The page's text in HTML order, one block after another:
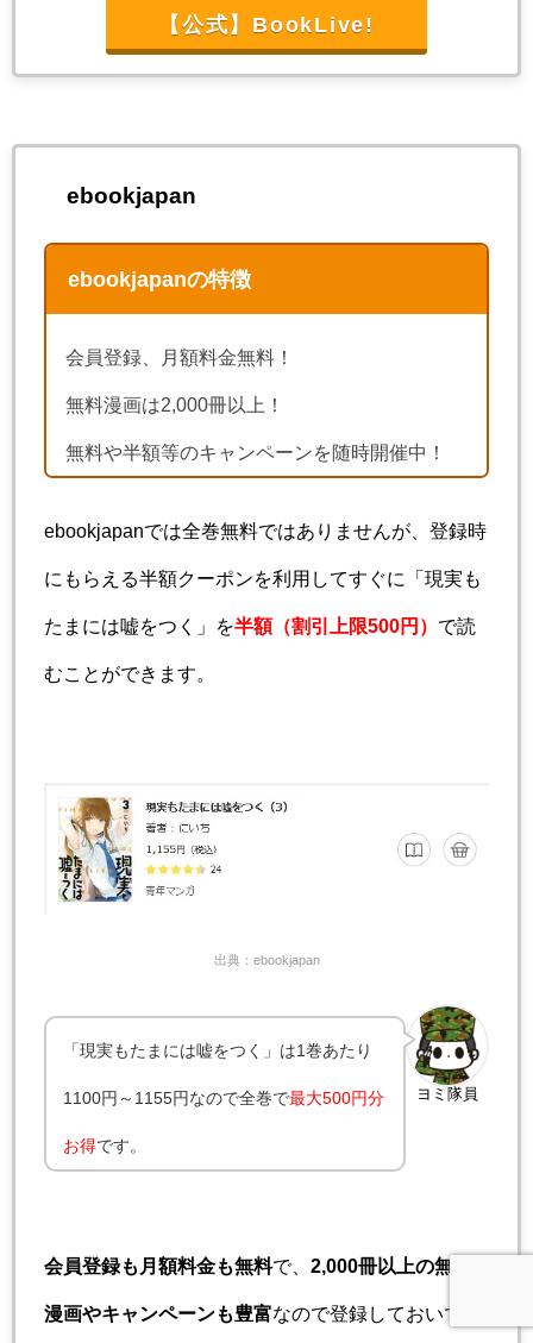
【公式】BookLive!
ebookjapan
ebookjapanの特徴
会員登録、月額料金無料！
無料漫画は2,000冊以上！
無料や半額等のキャンペーンを随時開催中！
ebookjapanでは全巻無料ではありませんが、登録時
にもらえる半額クーポンを利用してすぐに「現実も
たまには嘘をつく」を半額（割引上限500円） で読
むことができます。
出典：ebookjapan
ヨミ隊員
「現実もたまには嘘をつく」は1巻あたり
1100円～1155円なので全巻で最大500円分
お得です。
会員登録も月額料金も無料で、 2,000冊以上の無料
漫画やキャンペーンも豊富なので登録しておいて損